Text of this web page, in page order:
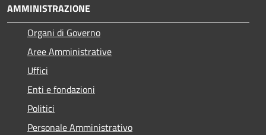
AMMINISTRAZIONE
Organi di Governo
Aree Amministrative
Uffici
Enti e fondazioni
Politici
Personale Amministrativo